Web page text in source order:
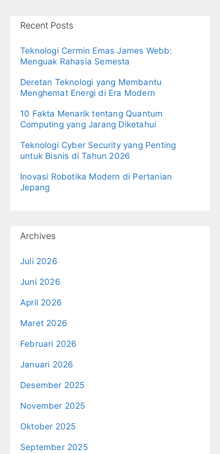
Recent Posts
Teknologi Cermin Emas James Webb:
Menguak Rahasia Semesta
Deretan Teknologi yang Membantu
Menghemat Energi di Era Modern
10 Fakta Menarik tentang Quantum
Computing yang Jarang Diketahui
Teknologi Cyber Security yang Penting
untuk Bisnis di Tahun 2026
Inovasi Robotika Modern di Pertanian
Jepang
Archives
Juli 2026
Juni 2026
April 2026
Maret 2026
Februari 2026
Januari 2026
Desember 2025
November 2025
Oktober 2025
September 2025